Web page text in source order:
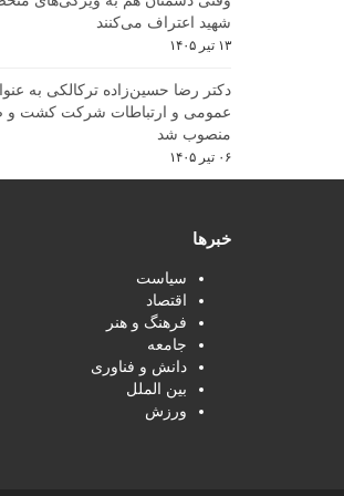
شهید اعتراف می‌کنند
۱۳ تیر ۱۴۰۵
دکتر رضا حسین‌زاده ترکالکی به
عمومی و ارتباطات شرکت کشت و
منصوب شد
۰۶ تیر ۱۴۰۵
خبرها
سیاست
اقتصاد
فرهنگ و هنر
جامعه
دانش و فناوری
بین الملل
ورزش